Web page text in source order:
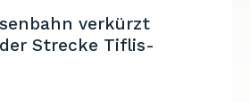
verkürzt
Strecke Tiflis-